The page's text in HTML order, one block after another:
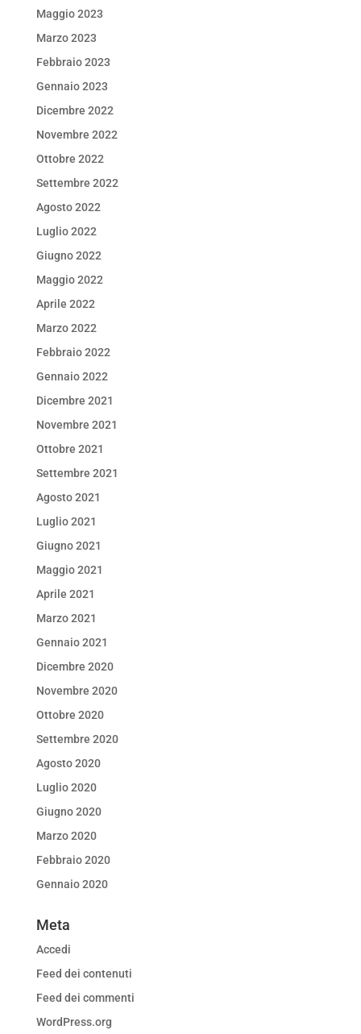
Maggio 2023
Marzo 2023
Febbraio 2023
Gennaio 2023
Dicembre 2022
Novembre 2022
Ottobre 2022
Settembre 2022
Agosto 2022
Luglio 2022
Giugno 2022
Maggio 2022
Aprile 2022
Marzo 2022
Febbraio 2022
Gennaio 2022
Dicembre 2021
Novembre 2021
Ottobre 2021
Settembre 2021
Agosto 2021
Luglio 2021
Giugno 2021
Maggio 2021
Aprile 2021
Marzo 2021
Gennaio 2021
Dicembre 2020
Novembre 2020
Ottobre 2020
Settembre 2020
Agosto 2020
Luglio 2020
Giugno 2020
Marzo 2020
Febbraio 2020
Gennaio 2020
Meta
Accedi
Feed dei contenuti
Feed dei commenti
WordPress.org